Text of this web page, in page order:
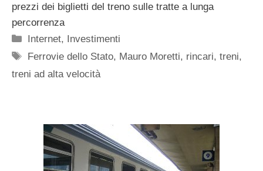
prezzi dei biglietti del treno sulle tratte a lunga
percorrenza
Categorie
Internet, Investimenti
Tag
Ferrovie dello Stato, Mauro Moretti, rincari,treni,
treni ad alta velocità